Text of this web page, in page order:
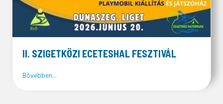
II. SZIGETKÖZI ECETESHAL FESZTIVÁL
Bővebben...